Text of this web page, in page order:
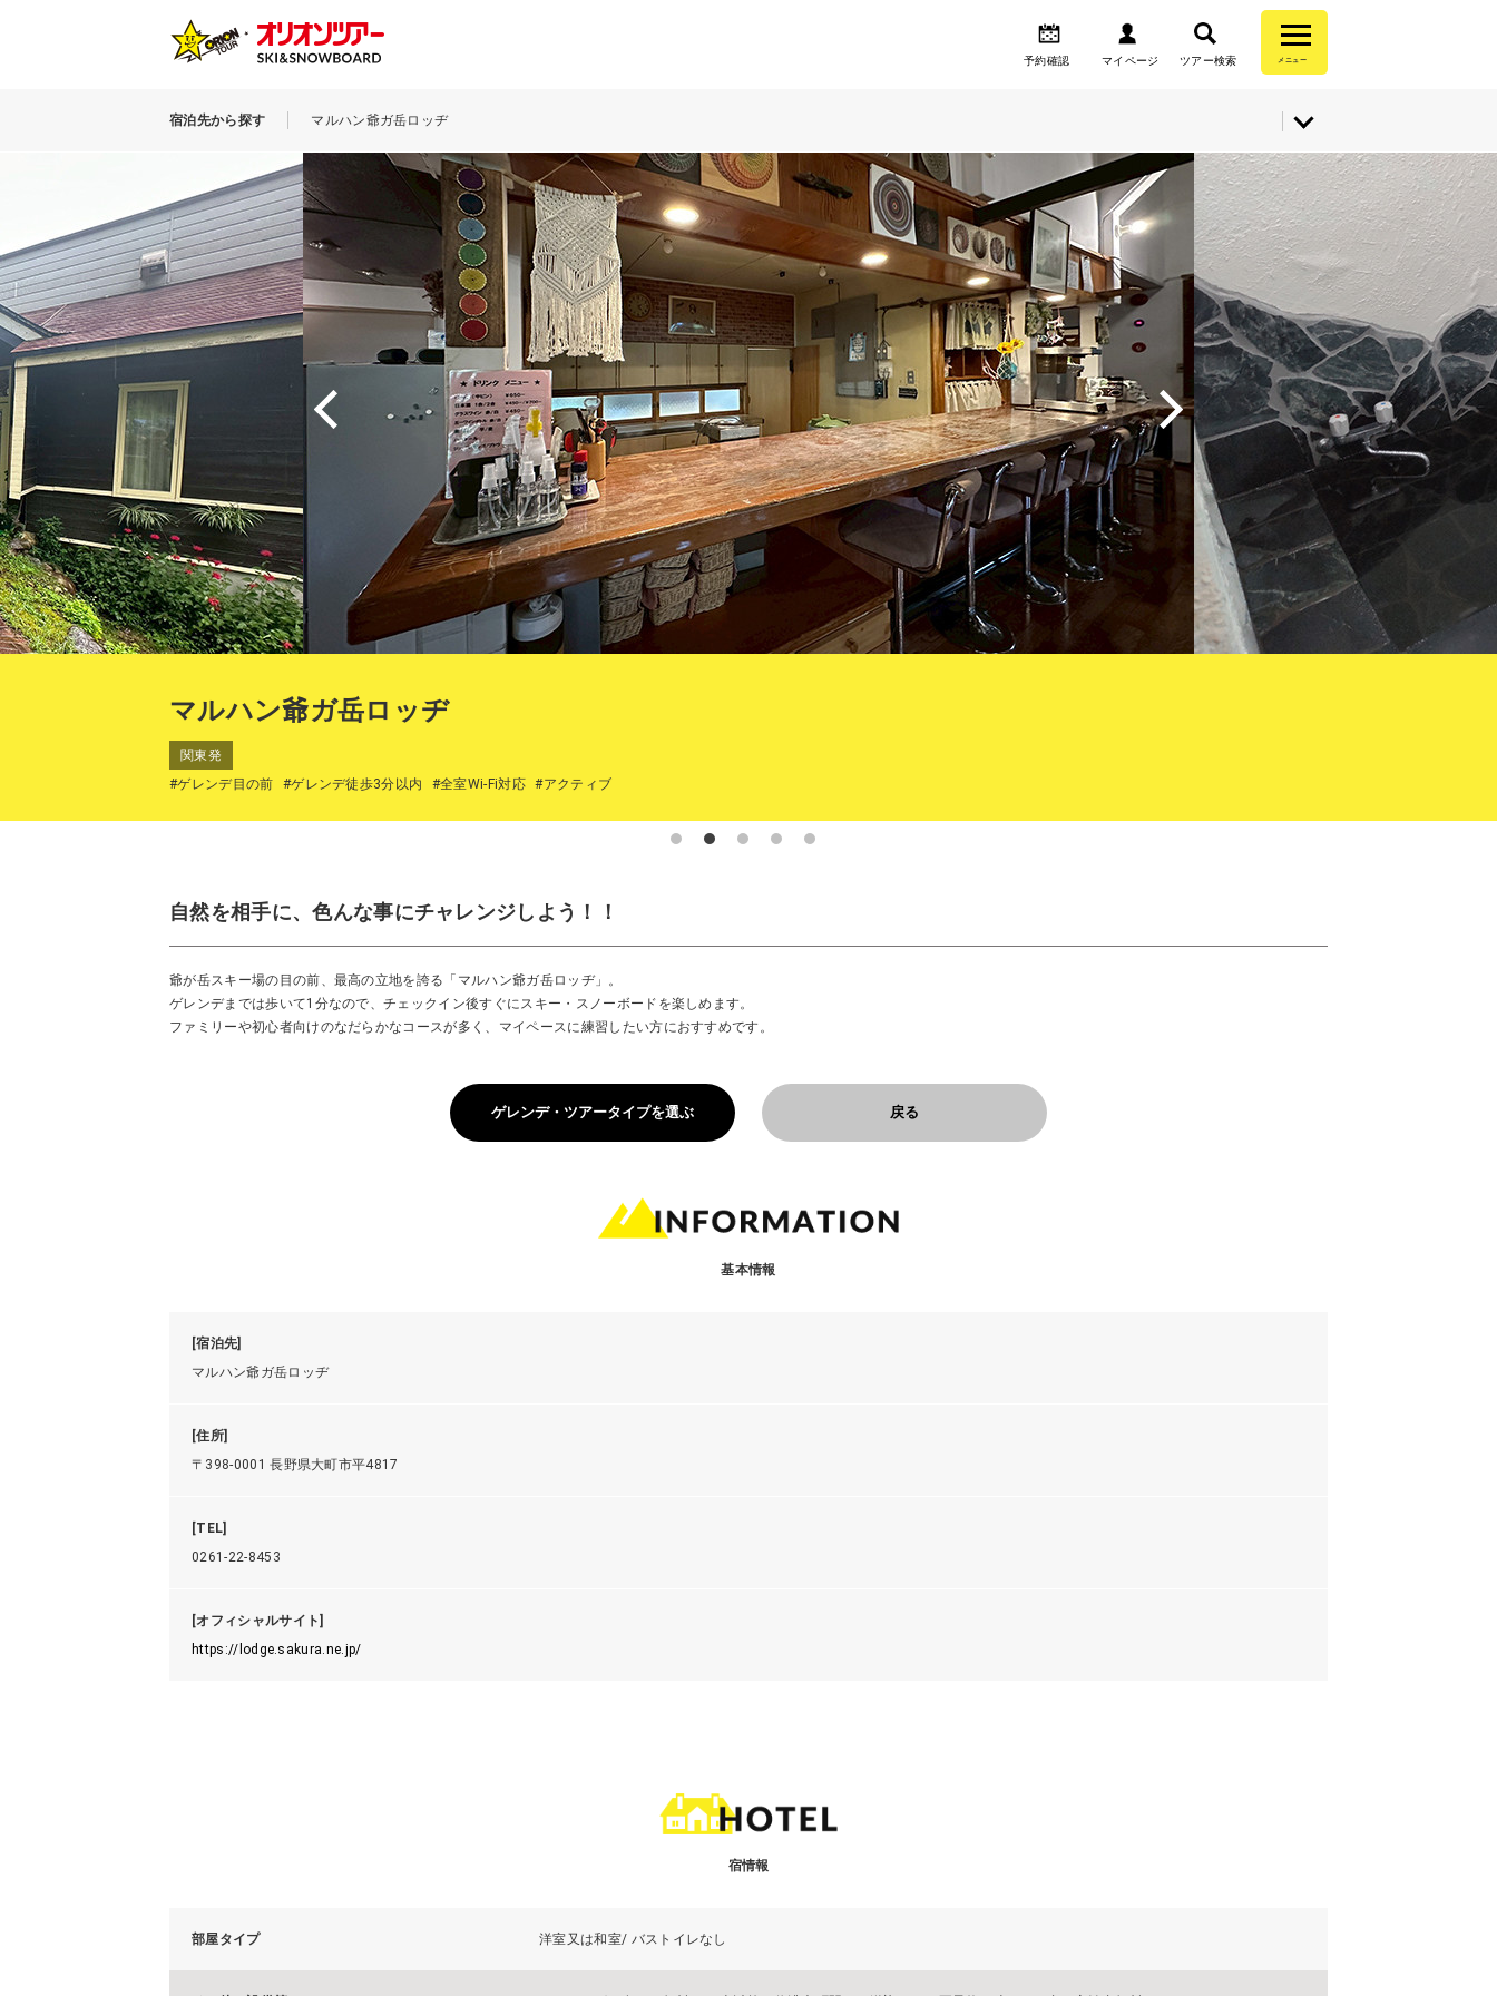
予約確認 マイページ ツアー検索 メニュー
宿泊先から探す マルハン爺ガ岳ロッヂ
マルハン爺ガ岳ロッヂ
関東発
#ゲレンデ目の前
#ゲレンデ徒歩3分以内 #全室Wi-Fi対応 #アクティブ
自然を相手に、色んな事にチャレンジしよう！！
爺が岳スキー場の目の前、最高の立地を誇る「マルハン爺ガ岳ロッヂ」。
ゲレンデまでは歩いて1分なので、チェックイン後すぐにスキー・スノーボードを楽しめます。
ファミリーや初心者向けのなだらかなコースが多く、マイペースに練習したい方におすすめです。
ゲレンデ・ツアータイプを選ぶ 戻る
基本情報
[宿泊先]
マルハン爺ガ岳ロッヂ
[住所]
〒398-0001 長野県大町市平4817
[TEL]
0261-22-8453
[オフィシャルサイト]
https://lodge.sakura.ne.jp/
宿情報
部屋タイプ 洋室又は和室/ バストイレなし